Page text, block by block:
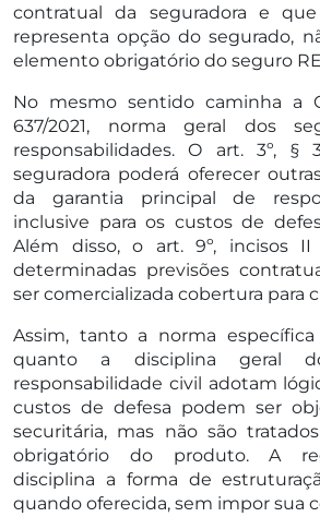
contratual da seguradora e
representa opção do segurado,
elemento obrigatório do seguro
No mesmo sentido caminha a
637/2021, norma geral dos
responsabilidades. O art. 3º, §
seguradora poderá oferecer
da garantia principal de
inclusive para os custos de
Além disso, o art. 9º, incisos
determinadas previsões
ser comercializada cobertura para
Assim, tanto a norma
quanto a disciplina geral
responsabilidade civil adotam
custos de defesa podem ser
securitária, mas não são
obrigatório do produto. A
disciplina a forma de
quando oferecida, sem impor sua